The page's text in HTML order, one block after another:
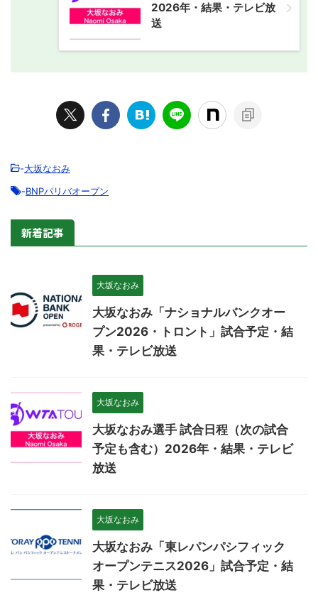
2026年・結果・テレビ放
送
-大坂なおみ
-BNPパリバオープン
新着記事
大坂なおみ
大坂なおみ「ナショナルバンクオー
プン2026・トロント」試合予定・結
果・テレビ放送
大坂なおみ
大坂なおみ選手 試合日程（次の試合
予定も含む）2026年・結果・テレビ
放送
大坂なおみ
大坂なおみ「東レパンパシフィック
オープンテニス2026」試合予定・結
果・テレビ放送